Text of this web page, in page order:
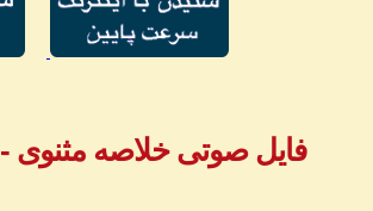
فایل صوتی خلاصه مثنوی - بخش ۶ -